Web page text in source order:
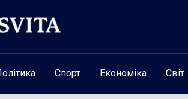
Спорт Економіка Світ